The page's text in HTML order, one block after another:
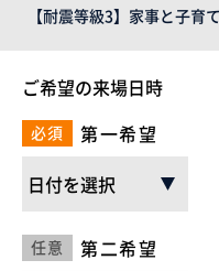
ブログ
【耐震等級3】家事と子育
ご希望の来場日時
必須
第一希望
任意
第二希望